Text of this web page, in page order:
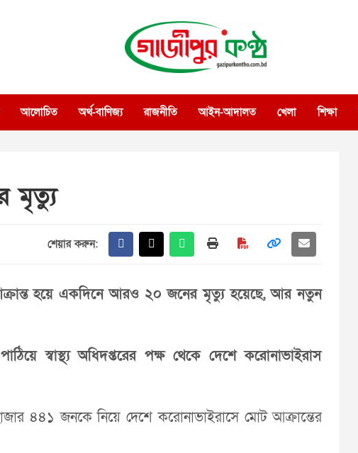
গাজীপুর কণ্ঠ
আলোচিত অর্থ-বাণিজ্য রাজনীতি আইন-আদালত খেলা শিক্ষা
মৃত্যু
শেয়ার করুন:
হয়ে একদিনে আরও ২০ জনের মৃত্যু হয়েছে, আর নতুন
স্বাস্থ্য অধিদপ্তরের পক্ষ থেকে দেশে করোনাভাইরাস
৪৪১ জনকে নিয়ে দেশে করোনাভাইরাসে মোট আক্রান্তের